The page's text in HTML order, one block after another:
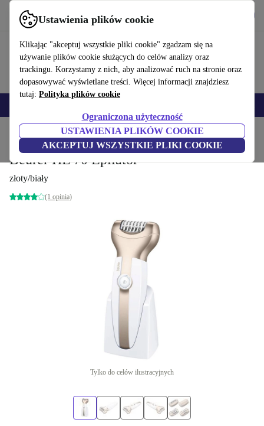
Ustawienia plików cookie
Klikając "akceptuj wszystkie pliki cookie" zgadzam się na
używanie plików cookie służących do celów analizy oraz
trackingu. Korzystamy z nich, aby analizować ruch na stronie oraz
dopasowywać wyświetlane treści. Więcej informacji znajdziesz
tutaj: Polityka plików cookie
Ograniczona użyteczność
USTAWIENIA PLIKÓW COOKIE
AKCEPTUJ WSZYSTKIE PLIKI COOKIE
Korzystaj z refurbed szybko i łatwo
Produkty Zdrowie & uroda Uroda i pielęgnacja
Beurer HL 70 Epilator
złoty/biały
(1 opinia)
Tylko do celów ilustracyjnych